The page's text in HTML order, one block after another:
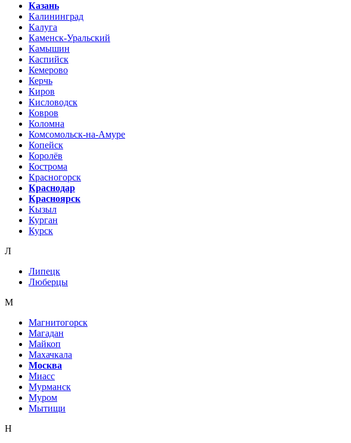
Казань
Калининград
Калуга
Каменск-Уральский
Камышин
Каспийск
Кемерово
Керчь
Киров
Кисловодск
Ковров
Коломна
Комсомольск-на-Амуре
Копейск
Королёв
Кострома
Красногорск
Краснодар
Красноярск
Кызыл
Курган
Курск
Л
Липецк
Люберцы
М
Магнитогорск
Магадан
Майкоп
Махачкала
Москва
Миасс
Мурманск
Муром
Мытищи
Н